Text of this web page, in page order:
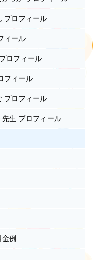
プロフィール
ィール
ロフィール
フィール
プロフィール
生 プロフィール
金例